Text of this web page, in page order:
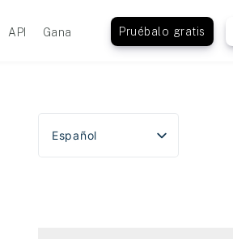
API Gana Pruébalo gratis
Español
English